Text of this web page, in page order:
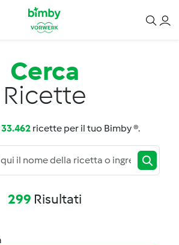
Cerca
Ricette
33.462 ricette per il tuo Bimby ®.
299 Risultati